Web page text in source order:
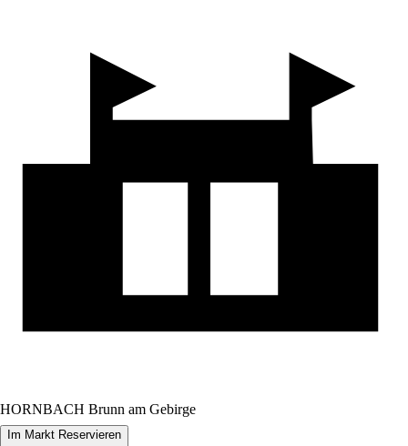
HORNBACH Brunn am Gebirge
Im Markt Reservieren